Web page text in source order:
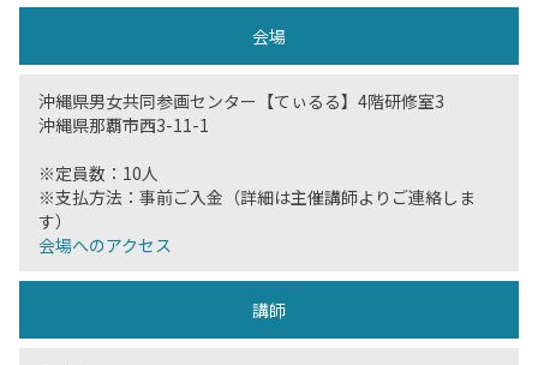
会場
沖縄県男女共同参画センター【てぃるる】4階研修室3
沖縄県那覇市西3-11-1
※定員数：10人
※支払方法：事前ご入金（詳細は主催講師よりご連絡しま
す）
会場へのアクセス
講師